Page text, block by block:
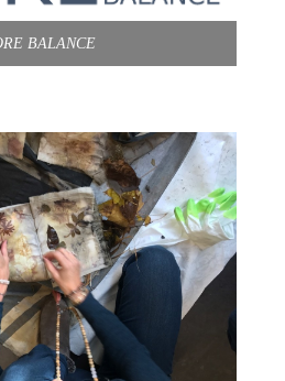
BALANCE